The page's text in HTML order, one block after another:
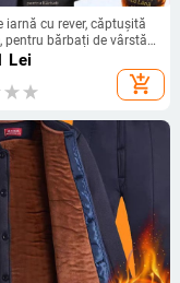
iarnă cu rever, căptușită
pentru bărbați de vârstă
în vârstă
Lei
add_shopping_cart